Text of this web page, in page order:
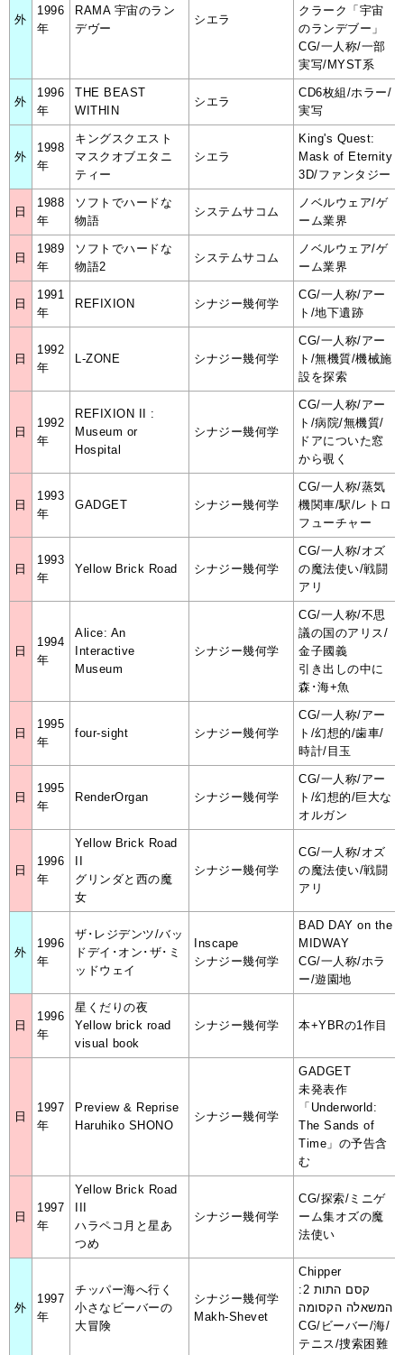
外
1996
年
RAMA 宇宙のラン
デヴー
シエラ
クラーク「宇宙
のランデブー」
CG/一人称/一部
実写/MYST系
外
1996
年
THE BEAST
WITHIN
シエラ
CD6枚組/ホラー/
実写
外
1998
年
キングスクエスト
マスクオブエタニ
ティー
シエラ
King's Quest:
Mask of Eternity
3D/ファンタジー
日
1988
年
ソフトでハードな
物語
システムサコム
ノベルウェア/ゲ
ーム業界
日
1989
年
ソフトでハードな
物語2
システムサコム
ノベルウェア/ゲ
ーム業界
日
1991
年
REFIXION シナジー幾何学
CG/一人称/アー
ト/地下遺跡
日
1992
年
L-ZONE シナジー幾何学
CG/一人称/アー
ト/無機質/機械施
設を探索
日
1992
年
REFIXION II :
Museum or
Hospital
シナジー幾何学
CG/一人称/アー
ト/病院/無機質/
ドアについた窓
から覗く
日
1993
年
GADGET シナジー幾何学
CG/一人称/蒸気
機関車/駅/レトロ
フューチャー
日
1993
年
Yellow Brick Road シナジー幾何学
CG/一人称/オズ
の魔法使い/戦闘
アリ
日
1994
年
Alice: An
Interactive
Museum
シナジー幾何学
CG/一人称/不思
議の国のアリス/
金子國義
引き出しの中に
森･海+魚
日
1995
年
four-sight シナジー幾何学
CG/一人称/アー
ト/幻想的/歯車/
時計/目玉
日
1995
年
RenderOrgan シナジー幾何学
CG/一人称/アー
ト/幻想的/巨大な
オルガン
日
1996
年
Yellow Brick Road
II
グリンダと西の魔
女
シナジー幾何学
CG/一人称/オズ
の魔法使い/戦闘
アリ
外
1996
年
ザ･レジデンツ/バッ
ドデイ･オン･ザ･ミ
ッドウェイ
Inscape
シナジー幾何学
BAD DAY on the
MIDWAY
CG/一人称/ホラ
ー/遊園地
日
1996
年
星くだりの夜
Yellow brick road
visual book
シナジー幾何学 本+YBRの1作目
日
1997
年
Preview & Reprise
Haruhiko SHONO
シナジー幾何学
GADGET
未発表作
「Underworld:
The Sands of
Time」の予告含
む
日
1997
年
Yellow Brick Road
III
ハラペコ月と星あ
つめ
シナジー幾何学
CG/探索/ミニゲ
ーム集オズの魔
法使い
外
1997
年
チッパー海へ行く
小さなビーバーの
大冒険
シナジー幾何学
Makh-Shevet
Chipper
קסם התות 2:
המשאלה הקסומה
CG/ビーバー/海/
テニス/捜索困難